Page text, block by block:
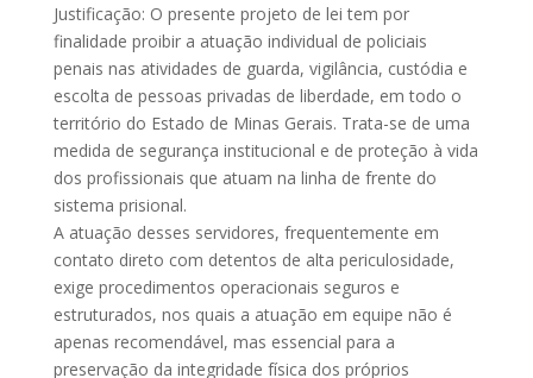
Justificação: O presente projeto de lei tem por
finalidade proibir a atuação individual de policiais
penais nas atividades de guarda, vigilância, custódia e
escolta de pessoas privadas de liberdade, em todo o
território do Estado de Minas Gerais. Trata-se de uma
medida de segurança institucional e de proteção à vida
dos profissionais que atuam na linha de frente do
sistema prisional.
A atuação desses servidores, frequentemente em
contato direto com detentos de alta periculosidade,
exige procedimentos operacionais seguros e
estruturados, nos quais a atuação em equipe não é
apenas recomendável, mas essencial para a
preservação da integridade física dos próprios